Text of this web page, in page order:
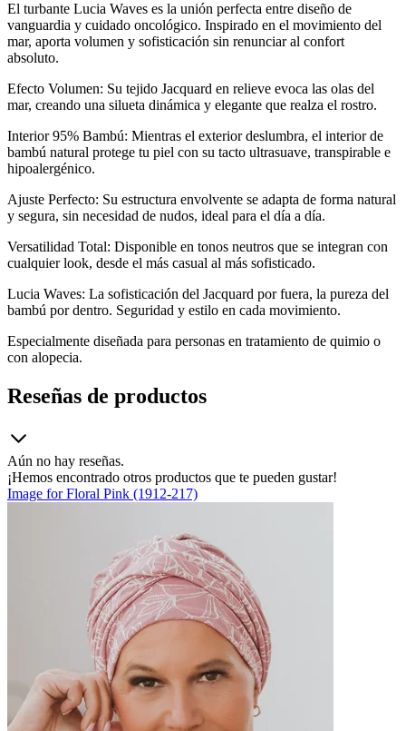
El turbante Lucia Waves es la unión perfecta entre diseño de
vanguardia y cuidado oncológico. Inspirado en el movimiento del
mar, aporta volumen y sofisticación sin renunciar al confort
absoluto.
Efecto Volumen: Su tejido Jacquard en relieve evoca las olas del
mar, creando una silueta dinámica y elegante que realza el rostro.
Interior 95% Bambú: Mientras el exterior deslumbra, el interior de
bambú natural protege tu piel con su tacto ultrasuave, transpirable e
hipoalergénico.
Ajuste Perfecto: Su estructura envolvente se adapta de forma natural
y segura, sin necesidad de nudos, ideal para el día a día.
Versatilidad Total: Disponible en tonos neutros que se integran con
cualquier look, desde el más casual al más sofisticado.
Lucia Waves: La sofisticación del Jacquard por fuera, la pureza del
bambú por dentro. Seguridad y estilo en cada movimiento.
Especialmente diseñada para personas en tratamiento de quimio o
con alopecia.
Reseñas de productos
Aún no hay reseñas.
¡Hemos encontrado otros productos que te pueden gustar!
Image for Floral Pink (1912-217)